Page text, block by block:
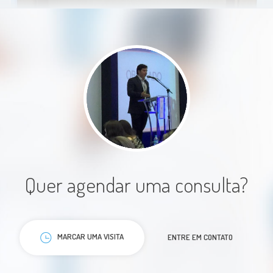
Sou paciente há muitos anos, e
sempre tenho um ótimo
atendimento.
Paciente
Quer agendar uma consulta?
MARCAR UMA VISITA ENTRE EM CONTATO